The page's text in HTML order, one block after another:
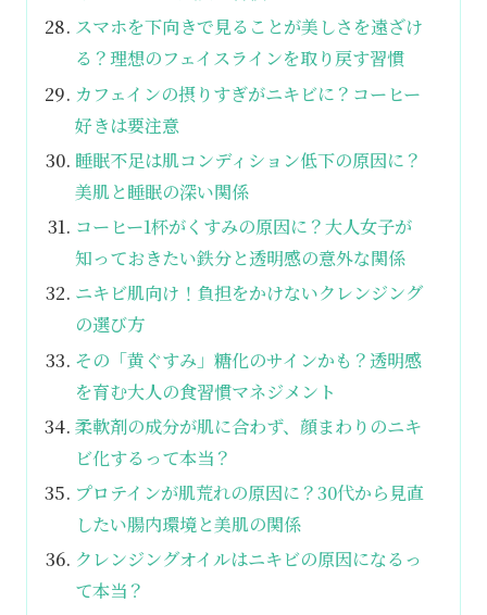
スマホを下向きで見ることが美しさを遠ざけ
る？理想のフェイスラインを取り戻す習慣
カフェインの摂りすぎがニキビに？コーヒー
好きは要注意
睡眠不足は肌コンディション低下の原因に？
美肌と睡眠の深い関係
コーヒー1杯がくすみの原因に？大人女子が
知っておきたい鉄分と透明感の意外な関係
ニキビ肌向け！負担をかけないクレンジング
の選び方
その「黄ぐすみ」糖化のサインかも？透明感
を育む大人の食習慣マネジメント
柔軟剤の成分が肌に合わず、顔まわりのニキ
ビ化するって本当？
プロテインが肌荒れの原因に？30代から見直
したい腸内環境と美肌の関係
クレンジングオイルはニキビの原因になるっ
て本当？